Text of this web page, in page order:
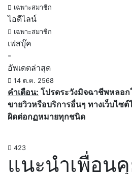
เฉพาะสมาชิก
ไอดีไลน์
เฉพาะสมาชิก
เฟสบุ๊ค
-
อัพเดตล่าสุด
14 ต.ค. 2568
คำเตือน: โปรดระวังมิจฉาชีพหลอก
ขายวิวหรือบริการอื่นๆ ทางเว็บไซ
ผิดต่อกฏหมายทุกชนิด
423
แนะนำเพื่อน